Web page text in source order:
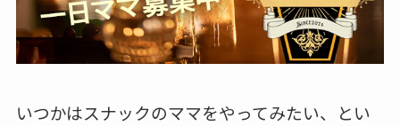
いつかはスナックのママをやってみたい、とい